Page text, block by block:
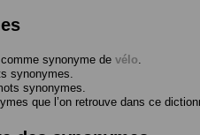
synonyme de vélo
synonymes.
synonymes.
que l’on retrouve dans ce